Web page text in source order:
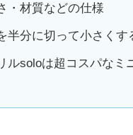
・材質などの仕様
半分に切って小さくす
ルsoloは超コスパなミ